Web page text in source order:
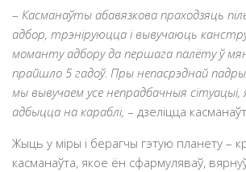
– Касманаўты абавязкова праходзяць
адбор, трэніруюцца і вывучаюць
моманту адбору да першага палёту ў
прайшло 5 гадоў. Пры непасрэднай
мы вывучаем усе непрадбачныя сітуацыі,
адбыцца на караблі, – дзеліцца
Жыць у міры і берагчы гэтую планету –
касманаўта, якое ён сфармуляваў,